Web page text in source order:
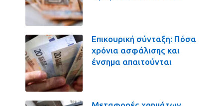
Επικουρική σύνταξη: Πόσα
χρόνια ασφάλισης και
ένσημα απαιτούνται